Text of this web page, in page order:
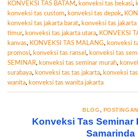
KONVEKSI TAS BATAM, konveksi tas bekasi,
konveksi tas custom, konveksi tas depok,
konveksi tas jakarta barat, konveksi tas jakarta
timur, konveksi tas jakarta utara, KONVEKSI
kanvas, KONVEKSI TAS MALANG, konveksi
promosi, konveksi tas ransel , konveksi tas
SEMINAR, konveksi tas seminar murah,
surabaya, konveksi tas tas jakarta, konveksi
wanita, konveksi tas wanita jakarta
BLOG, POSTINGAN
Konveksi Tas Seminar
Samarinda